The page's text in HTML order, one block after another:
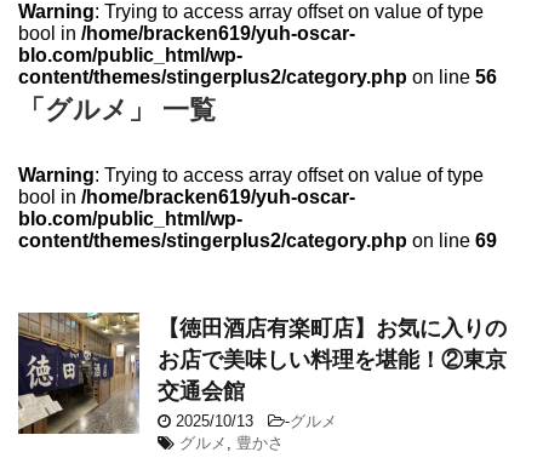
Warning: Trying to access array offset on value of type
bool in /home/bracken619/yuh-oscar-
blo.com/public_html/wp-
content/themes/stingerplus2/category.php on line 56
「グルメ」 一覧
Warning: Trying to access array offset on value of type
bool in /home/bracken619/yuh-oscar-
blo.com/public_html/wp-
content/themes/stingerplus2/category.php on line 69
【徳田酒店有楽町店】お気に入りの
お店で美味しい料理を堪能！②東京
交通会館
2025/10/13 -グルメ
グルメ , 豊かさ